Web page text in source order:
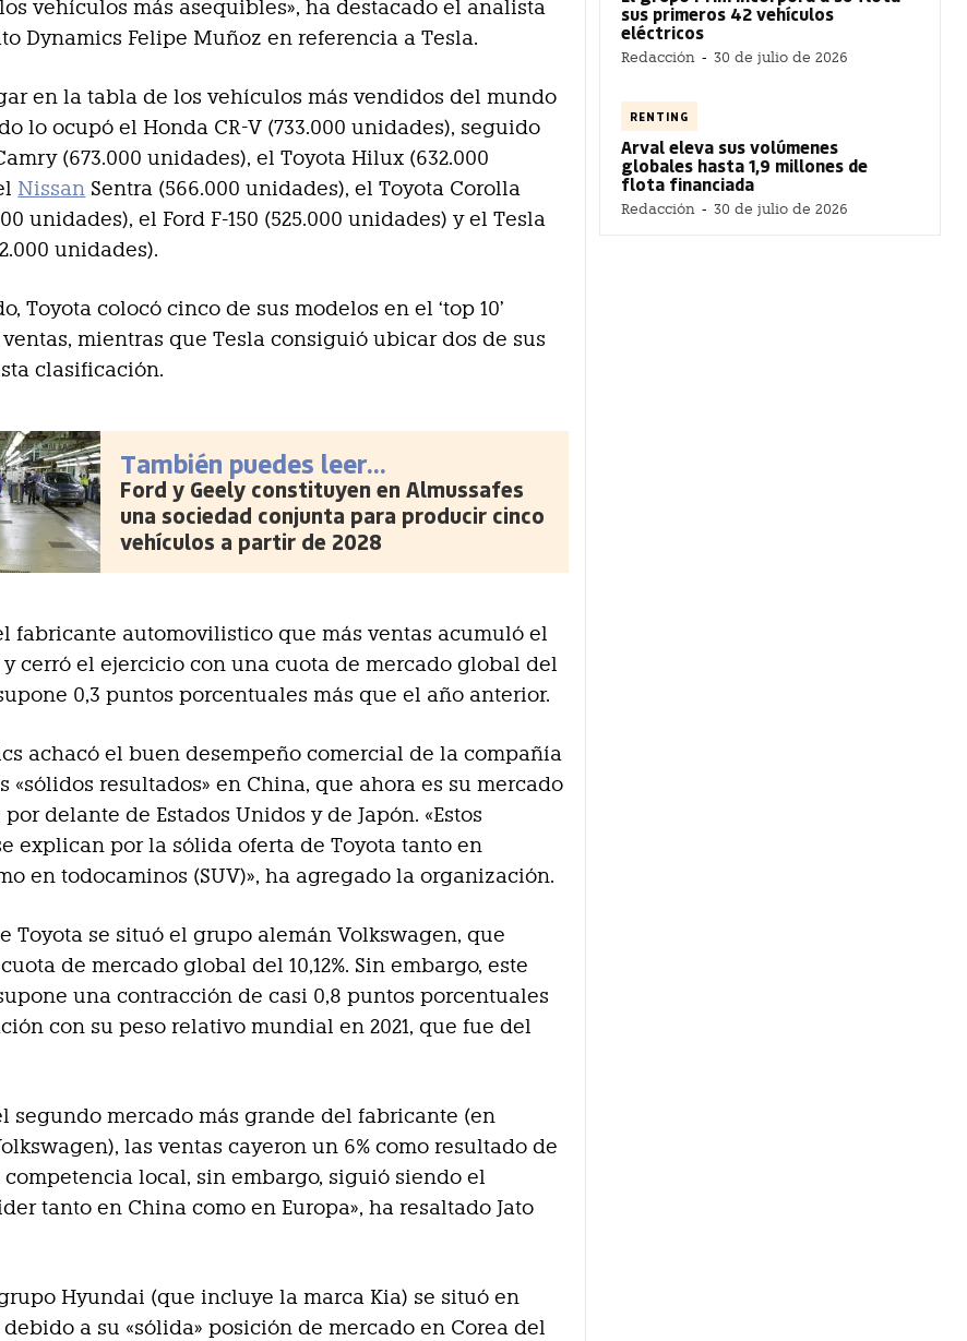
vehículos más asequibles», ha destacado el analista
Dynamics Felipe Muñoz en referencia a Tesla.
en la tabla de los vehículos más vendidos del mundo
lo ocupó el Honda CR-V (733.000 unidades), seguido
(673.000 unidades), el Toyota Hilux (632.000
Nissan Sentra (566.000 unidades), el Toyota Corolla
unidades), el Ford F-150 (525.000 unidades) y el Tesla
unidades).
Toyota colocó cinco de sus modelos en el ‘top 10’
mientras que Tesla consiguió ubicar dos de sus
clasificación.
También puedes leer...
Ford y Geely constituyen en Almussafes
una sociedad conjunta para producir cinco
vehículos a partir de 2028
fabricante automovilistico que más ventas acumuló el
y cerró el ejercicio con una cuota de mercado global del
0,3 puntos porcentuales más que el año anterior.
achacó el buen desempeño comercial de la compañía
«sólidos resultados» en China, que ahora es su mercado
delante de Estados Unidos y de Japón. «Estos
explican por la sólida oferta de Toyota tanto en
en todocaminos (SUV)», ha agregado la organización.
Toyota se situó el grupo alemán Volkswagen, que
de mercado global del 10,12%. Sin embargo, este
una contracción de casi 0,8 puntos porcentuales
con su peso relativo mundial en 2021, que fue del
segundo mercado más grande del fabricante (en
las ventas cayeron un 6% como resultado de
local, sin embargo, siguió siendo el
tanto en China como en Europa», ha resaltado Jato
Hyundai (que incluye la marca Kia) se situó en
a su «sólida» posición de mercado en Corea del
sus primeros 42 vehículos
eléctricos
Redacción - 30 de julio de 2026
RENTING
Arval eleva sus volúmenes
globales hasta 1,9 millones de
flota financiada
Redacción - 30 de julio de 2026